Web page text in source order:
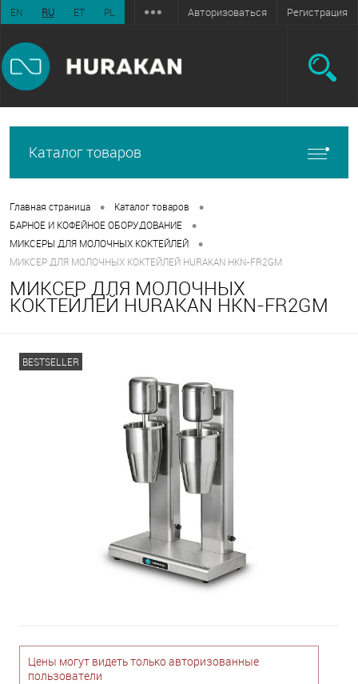
EN RU ET PL Авторизоваться Регистрация
Каталог товаров
Главная страница • Каталог товаров •
БАРНОЕ И КОФЕЙНОЕ ОБОРУДОВАНИЕ •
МИКСЕРЫ ДЛЯ МОЛОЧНЫХ КОКТЕЙЛЕЙ •
МИКСЕР ДЛЯ МОЛОЧНЫХ КОКТЕЙЛЕЙ HURAKAN HKN-FR2GM
МИКСЕР ДЛЯ МОЛОЧНЫХ
КОКТЕЙЛЕЙ HURAKAN HKN-FR2GM
BESTSELLER
Цены могут видеть только авторизованные
пользователи